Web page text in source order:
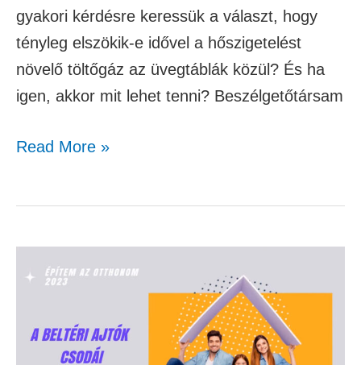
gyakori kérdésre keressük a választ, hogy
tényleg elszökik-e idővel a hőszigetelést
növelő töltőgáz az üvegtáblák közül? És ha
igen, akkor mit lehet tenni? Beszélgetőtársam
Read More »
beltéri
színes